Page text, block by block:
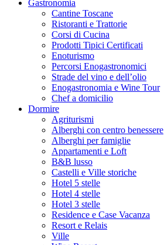
Gastronomia
Cantine Toscane
Ristoranti e Trattorie
Corsi di Cucina
Prodotti Tipici Certificati
Enoturismo
Percorsi Enogastronomici
Strade del vino e dell’olio
Enogastronomia e Wine Tour
Chef a domicilio
Dormire
Agriturismi
Alberghi con centro benessere
Alberghi per famiglie
Appartamenti e Loft
B&B lusso
Castelli e Ville storiche
Hotel 5 stelle
Hotel 4 stelle
Hotel 3 stelle
Residence e Case Vacanza
Resort e Relais
Ville